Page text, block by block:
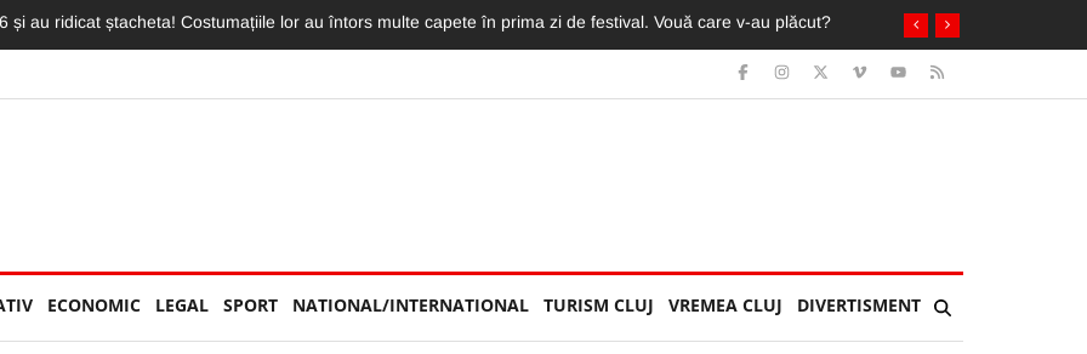
înnebunit pe clujeni. Show exploziv în fața unui stadion neîncăpător, plin ochi de fani români și străini
ECONOMIC LEGAL SPORT NATIONAL/INTERNATIONAL TURISM CLUJ VREMEA CLUJ DIVERTISMENT